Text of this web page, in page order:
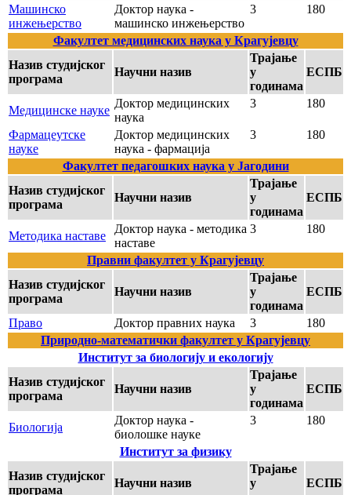
Машинско
инжењерство
Доктор наука -
машинско инжењерство
3 180
Факултет медицинских наука у Крагујевцу
Назив студијског
програма
Научни назив
Трајање
у
годинама
ЕСПБ
Медицинске науке
Доктор медицинских
наука
3 180
Фармацеутске
науке
Доктор медицинских
наука - фармација
3 180
Факултет педагошких наука у Јагодини
Назив студијског
програма
Научни назив
Трајање
у
годинама
ЕСПБ
Методика наставе
Доктор наука - методика
наставе
3 180
Правни факултет у Крагујевцу
Назив студијског
програма
Научни назив
Трајање
у
годинама
ЕСПБ
Право Доктор правних наука 3
180
Природно-математички факултет у Крагујевцу
Институт за биологију и екологију
Назив студијског
програма
Научни назив
Трајање
у
годинама
ЕСПБ
Биологија
Доктор наука -
биолошке науке
3 180
Институт за физику
Назив студијског
програма
Научни назив
Трајање
у
ЕСПБ